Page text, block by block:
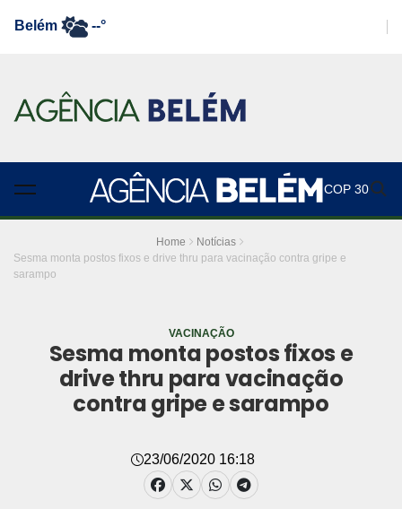
Belém --°
COP 30
Home
Notícias
Sesma monta postos fixos e drive thru para vacinação contra gripe e
sarampo
VACINAÇÃO
Sesma monta postos fixos e
drive thru para vacinação
contra gripe e sarampo
23/06/2020 16:18